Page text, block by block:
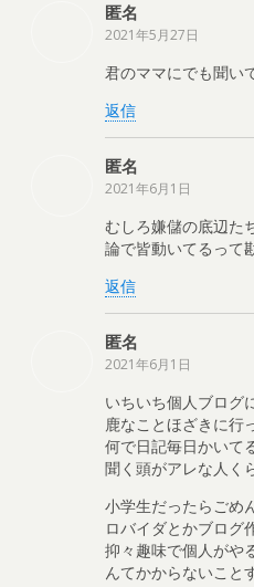
匿名
2021年5月27日
君のママにでも聞い
返信
匿名
2021年6月1日
むしろ嫌儲の底辺た
論で皆動いてるって
返信
匿名
2021年6月1日
いちいち個人ブログ
鹿なことほざきに行
何で日記毎日かいて
聞く頭がアレな人く
小学生だったらごめ
ロバイダとかブログ
抑々趣味で個人がや
んてかからないこと